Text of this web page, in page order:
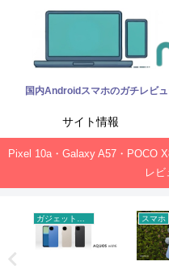
国内Androidスマホのガチレビ
サイト情報
Pixel 10a・Galaxy A57・POCO
レビ
ガジェットニュース スマホ